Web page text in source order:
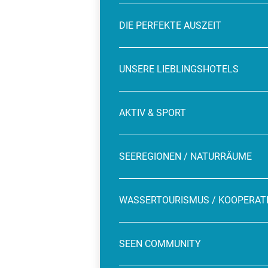
DIE PERFEKTE AUSZEIT
UNSERE LIEBLINGSHOTELS
AKTIV & SPORT
SEEREGIONEN / NATURRÄUME
WASSERTOURISMUS /
SEEN COMMUNITY